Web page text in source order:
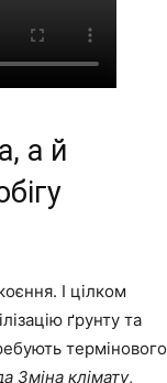
а й
І цілком
ґрунту та
термінового
Зміна клімату,